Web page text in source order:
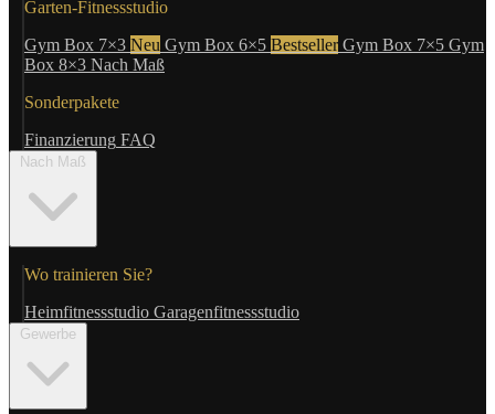
Garten-Fitnessstudio
Gym Box 7×3 Neu Gym Box 6×5 Bestseller Gym Box 7×5 Gym
Box 8×3 Nach Maß
Sonderpakete
Finanzierung FAQ
Nach Maß
Wo trainieren Sie?
Heimfitnessstudio Garagenfitnessstudio
Gewerbe